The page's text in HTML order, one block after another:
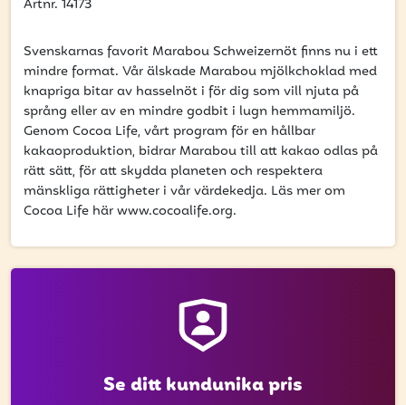
och erbjudanden.
E-postadress
PRENUMERERA
Artnr. 14173
Svenskarnas favorit Marabou Schweizernöt finns nu i ett
mindre format. Vår älskade Marabou mjölkchoklad med
knapriga bitar av hasselnöt i för dig som vill njuta på
språng eller av en mindre godbit i lugn hemmamiljö.
Genom Cocoa Life, vårt program för en hållbar
kakaoproduktion, bidrar Marabou till att kakao odlas på
rätt sätt, för att skydda planeten och respektera
mänskliga rättigheter i vår värdekedja. Läs mer om
Cocoa Life här www.cocoalife.org.
Se ditt kundunika pris